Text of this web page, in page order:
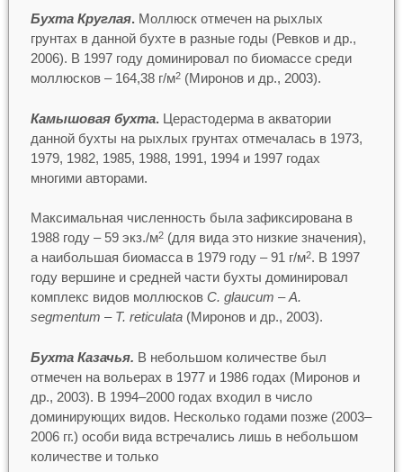
Бухта Круглая.Моллюск отмечен на рыхлых
грунтах в данной бухте в разные годы (Ревков и др.,
2006). В 1997 году доминировал по биомассе среди
моллюсков – 164,38 г/м2(Миронов и др., 2003).
Камышовая бухта.Церастодерма в акватории
данной бухты на рыхлых грунтах отмечалась в 1973,
1979, 1982, 1985, 1988, 1991, 1994 и 1997 годах
многими авторами.
Максимальная численность была зафиксирована в
1988 году – 59 экз./м2(для вида это низкие значения),
а наибольшая биомасса в 1979 году – 91 г/м2. В 1997
году вершине и средней части бухты доминировал
комплекс видов моллюсков C. glaucum –A.
segmentum – T. reticulatа(Миронов и др., 2003).
Бухта Казачья. В небольшом количестве был
отмечен на вольерах в 1977 и 1986 годах (Миронов и
др., 2003). В 1994–2000 годах входил в число
доминирующих видов. Несколько годами позже (2003–
2006 гг.) особи вида встречались лишь в небольшом
количестве и только